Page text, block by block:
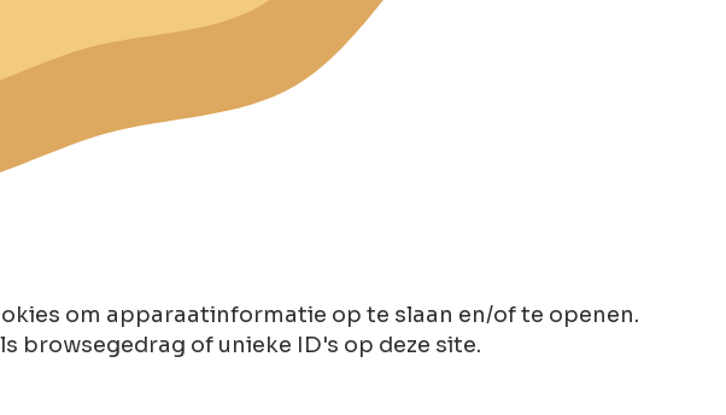
om apparaatinformatie op te slaan en/of te openen.
browsegedrag of unieke ID's op deze site.